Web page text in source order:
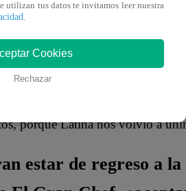
Todos nosotros estamos
dicen ‘van a ir a Arriba Mi
este es el primer canal que
porque Latina nos volvió a
estar de regreso a
utilizan tus datos te invitamos leer nuestra
.
Cookies
Rechazar